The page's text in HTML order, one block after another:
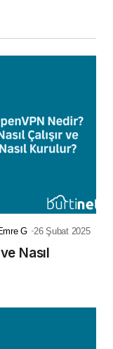
G 26 Şubat 2025
Nasıl